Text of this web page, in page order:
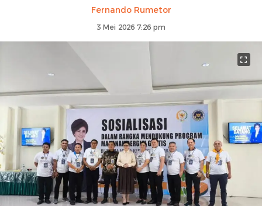
Fernando Rumetor
3 Mei 2026 7:26 pm